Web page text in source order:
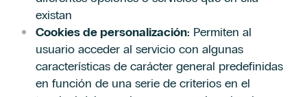
existan
Cookies de personalización: Permiten al
usuario acceder al servicio con algunas
características de carácter general predefinidas
en función de una serie de criterios en el